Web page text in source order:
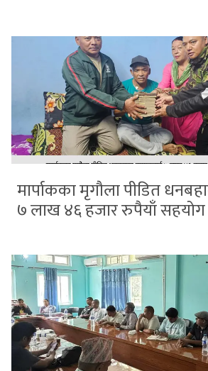
मार्पाकका मृगौला पीडित
७ लाख ४६ हजार रुपैयाँ सहयोग